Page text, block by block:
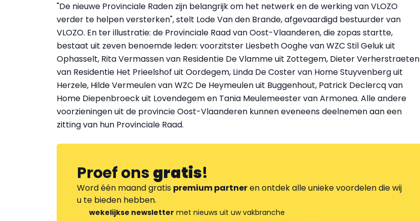
"De nieuwe Provinciale Raden zijn belangrijk om het netwerk en de werking van VLOZO
verder te helpen versterken", stelt Lode Van den Brande, afgevaardigd bestuurder van
VLOZO. En ter illustratie: de Provinciale Raad van Oost-Vlaanderen, die zopas startte,
bestaat uit zeven benoemde leden: voorzitster Liesbeth Ooghe van WZC Stil Geluk uit
Ophasselt, Rita Vermassen van Residentie De Vlamme uit Zottegem, Dieter Verherstraeten
van Residentie Het Prieelshof uit Oordegem, Linda De Coster van Home Stuyvenberg uit
Herzele, Hilde Vermeulen van WZC De Heymeulen uit Buggenhout, Patrick Declercq van
Home Diepenbroeck uit Lovendegem en Tania Meulemeester van Armonea. Alle andere
voorzieningen uit de provincie Oost-Vlaanderen kunnen eveneens deelnemen aan een
zitting van hun Provinciale Raad.
Proef onsgratis!
Word één maand gratis premium partneren ontdek alle unieke voordelen die wij
u te bieden hebben.
wekelijkse newsletter met nieuws uit uw vakbranche